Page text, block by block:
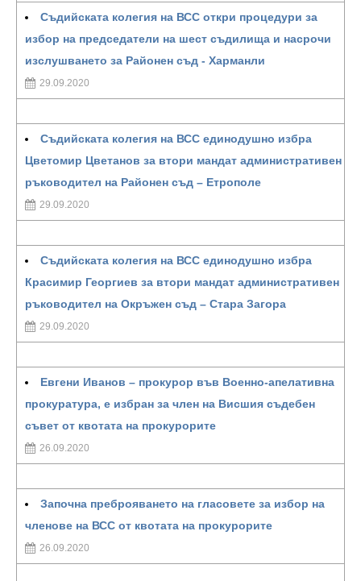
Съдийската колегия на ВСС откри процедури за
избор на председатели на шест съдилища и насрочи
изслушването за Районен съд - Харманли
29.09.2020
Съдийската колегия на ВСС единодушно избра
Цветомир Цветанов за втори мандат административен
ръководител на Районен съд – Етрополе
29.09.2020
Съдийската колегия на ВСС единодушно избра
Красимир Георгиев за втори мандат административен
ръководител на Окръжен съд – Стара Загора
29.09.2020
Евгени Иванов – прокурор във Военно-апелативна
прокуратура, е избран за член на Висшия съдебен
съвет от квотата на прокурорите
26.09.2020
Започна преброяването на гласовете за избор на
членове на ВСС от квотата на прокурорите
26.09.2020